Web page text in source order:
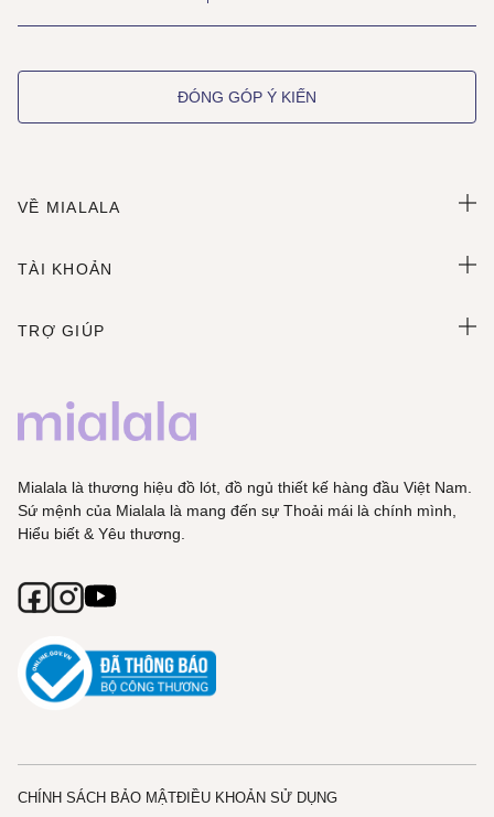
ĐÓNG GÓP Ý KIẾN
VỀ MIALALA
TÀI KHOẢN
TRỢ GIÚP
Mialala là thương hiệu đồ lót, đồ ngủ thiết kế hàng đầu Việt Nam.
Sứ mệnh của Mialala là mang đến sự Thoải mái là chính mình,
Hiểu biết & Yêu thương.
CHÍNH SÁCH BẢO MẬTĐIỀU KHOẢN SỬ DỤNG